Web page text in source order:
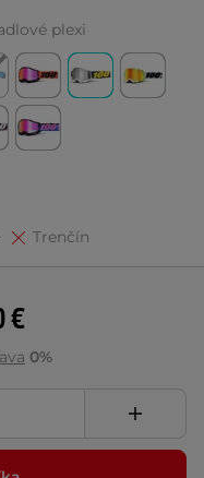
plexi
Trenčín
€
0%